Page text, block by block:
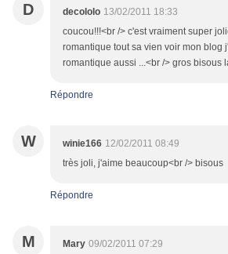
D decololo 13/02/2011 18:33
coucou!!!<br /> c'est vraiment super
romantique tout sa vien voir mon blog
romantique aussi ...<br /> gros bisous
Répondre
W winie166 12/02/2011 08:49
très joli, j'aime beaucoup<br /> bisous
Répondre
M Mary 09/02/2011 07:29